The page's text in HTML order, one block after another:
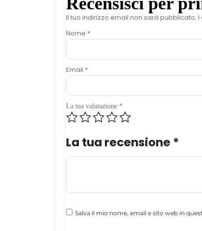
Il tuo indirizzo email non sarà pubblicato. I
Nome *
Email *
La tua valutazione *
La tua recensione *
Salva il mio nome, email e sito web in